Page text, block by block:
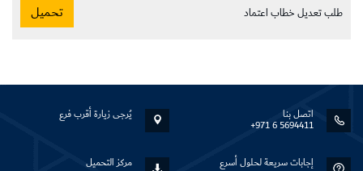
طلب تعديل خطاب اعتماد تحميل
اتصل بنا
+971 6 5694411
يُرجى زيارة أقرب فرع
إجابات سريعة لحلول أسرع مركز التحميل